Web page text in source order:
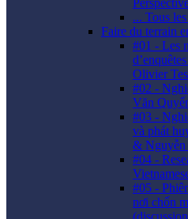
... Tous
Faire du terrain
#01 - Les
Olivier
#02 -
Văn
#03 -
và phát
&
#04 -
#05 -
nơi chốn